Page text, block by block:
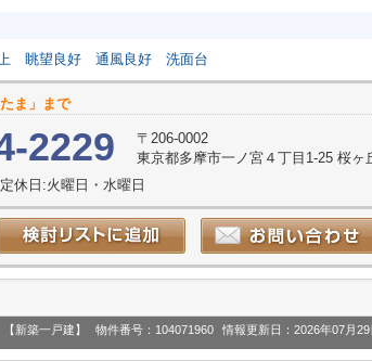
眺望良好 通風良好 洗面台
たま」まで
2229
〒206-0002
東京都多摩市一ノ宮４丁目1-25 桜ヶ
休日:火曜日・水曜日
【新築一戸建】 物件番号：104071960 情報更新日：2026年07月29